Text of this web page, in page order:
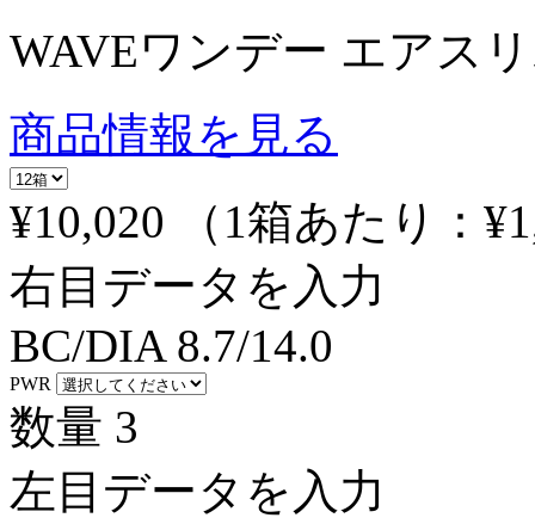
WAVEワンデー エアス
商品情報を見る
¥10,020
（1箱あたり：
右目データを入力
BC/DIA 8.7/14.0
PWR
数量 3
左目データを入力